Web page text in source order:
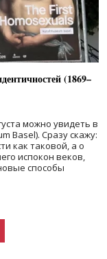
(1869–
можно увидеть в
Basel). Сразу скажу:
как таковой, а о
испокон веков,
способы